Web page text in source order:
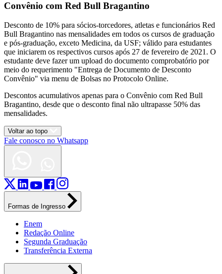
Convênio com Red Bull Bragantino
Desconto de 10% para sócios-torcedores, atletas e funcionários Red
Bull Bragantino nas mensalidades em todos os cursos de graduação
e pós-graduação, exceto Medicina, da USF; válido para estudantes
que iniciarem os respectivos cursos após 27 de fevereiro de 2021. O
estudante deve fazer um upload do documento comprobatório por
meio do requerimento "Entrega de Documento de Desconto
Convênio" via menu de Bolsas no Protocolo Online.
Descontos acumulativos apenas para o Convênio com Red Bull
Bragantino, desde que o desconto final não ultrapasse 50% das
mensalidades.
Voltar ao topo
Fale conosco no Whatsapp
Formas de Ingresso
Enem
Redação Online
Segunda Graduação
Transferência Externa